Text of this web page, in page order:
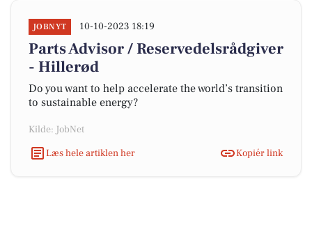
JOBNYT 10-10-2023 18:19
Parts Advisor / Reservedelsrådgiver
- Hillerød
Do you want to help accelerate the world’s transition
to sustainable energy?
Kilde: JobNet
Læs hele artiklen her
Kopiér link